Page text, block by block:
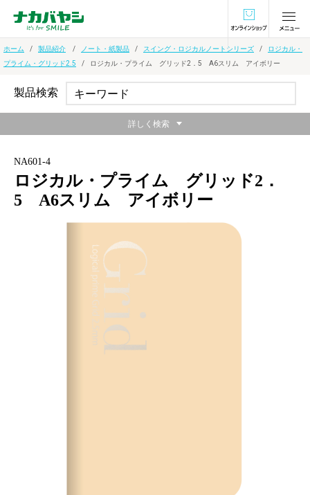
オンラインショ
ホーム 製品紹介 ノート・紙製品 スイング・ロジカルノートシリーズ
ロジカル・
プライム・グリッド2.5
ロジカル・プライム グリッド2．5 A6スリム アイボリー
NA601-4
ロジカル・プライム グリッド2．
5 A6スリム アイボリー
ロジカル・プライム・グリッド2.5
製品検索
詳しく検索